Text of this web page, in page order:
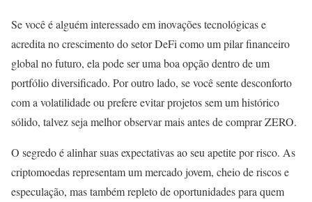
Se você é alguém interessado em inovações tecnológicas e
acredita no crescimento do setor DeFi como um pilar financeiro
global no futuro, ela pode ser uma boa opção dentro de um
portfólio diversificado. Por outro lado, se você sente desconforto
com a volatilidade ou prefere evitar projetos sem um histórico
sólido, talvez seja melhor observar mais antes de comprar ZERO.
O segredo é alinhar suas expectativas ao seu apetite por risco. As
criptomoedas representam um mercado jovem, cheio de riscos e
especulação, mas também repleto de oportunidades para quem